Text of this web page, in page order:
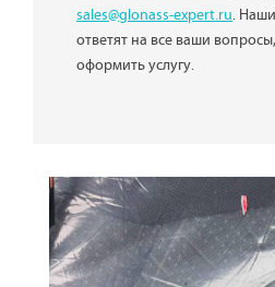
sales@glonass-expert.ru.
ответят на все ваши
оформить услугу.